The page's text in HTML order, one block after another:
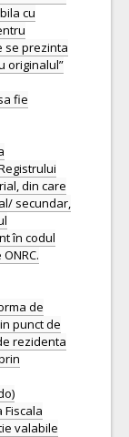
cu
se prezinta
originalul”
fie
din care
secundar,
în codul
de
punct de
rezidenta
valabile